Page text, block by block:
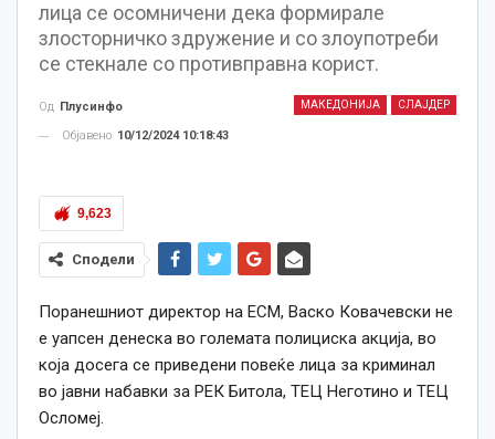
лица се осомничени дека формирале
злосторничко здружение и со злоупотреби
се стекнале со противправна корист.
МАКЕДОНИЈА СЛАЈДЕР
Од Плусинфо
Објавено 10/12/2024 10:18:43
9,623
Сподели
Поранешниот директор на ЕСМ, Васко Ковачевски не
е уапсен денеска во големата полициска акција, во
која досега се приведени повеќе лица за криминал
во јавни набавки за РЕК Битола, ТЕЦ Неготино и ТЕЦ
Осломеј.